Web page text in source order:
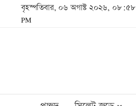
বৃহস্পতিবার, ০৬ অগাস্ট ২০২৬, ০৮:৫৮
PM